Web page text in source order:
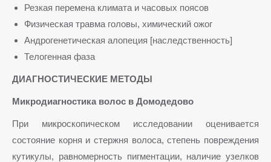
Резкая перемена климата и часовых поясов
Физическая травма головы, химический ожог
Андрогенетическая алопеция [наследственность]
Телогенная фаза
ДИАГНОСТИЧЕСКИЕ МЕТОДЫ
Микродиагностика волос в Домодедово
При микроскопическом исследовании оценивается
состояние корня и стержня волоса, степень повреждения
кутикулы, равномерность пигментации, наличие узелков